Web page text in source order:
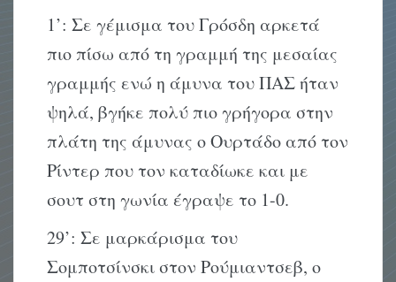
1’: Σε γέμισμα του Γρόσδη αρκετά
πιο πίσω από τη γραμμή της μεσαίας
γραμμής ενώ η άμυνα του ΠΑΣ ήταν
ψηλά, βγήκε πολύ πιο γρήγορα στην
πλάτη της άμυνας ο Ουρτάδο από τον
Ρίντερ που τον καταδίωκε και με
σουτ στη γωνία έγραψε το 1-0.
29’: Σε μαρκάρισμα του
Σομποτσίνσκι στον Ρούμιαντσεβ, ο